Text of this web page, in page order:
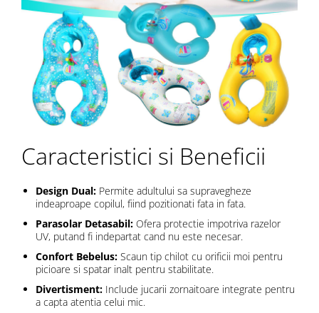
Caracteristici si Beneficii
Design Dual: Permite adultului sa supravegheze
indeaproape copilul, fiind pozitionati fata in fata.
Parasolar Detasabil: Ofera protectie impotriva razelor
UV, putand fi indepartat cand nu este necesar.
Confort Bebelus: Scaun tip chilot cu orificii moi pentru
picioare si spatar inalt pentru stabilitate.
Divertisment: Include jucarii zornaitoare integrate pentru
a capta atentia celui mic.